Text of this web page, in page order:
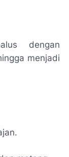
dengan
menjadi